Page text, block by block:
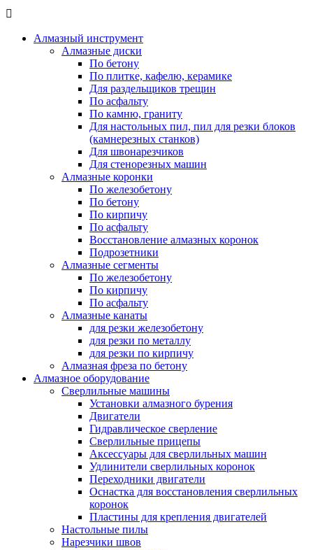

Алмазный инструмент
Алмазные диски
По бетону
По плитке, кафелю, керамике
Для раздельщиков трещин
По асфальту
По камню, граниту
Для настольных пил, пил для резки блоков
(камнерезных станков)
Для швонарезчиков
Для стенорезных машин
Алмазные коронки
По железобетону
По бетону
По кирпичу
По асфальту
Восстановление алмазных коронок
Подрозетники
Алмазные сегменты
По железобетону
По кирпичу
По асфальту
Алмазные канаты
для резки железобетону
для резки по металлу
для резки по кирпичу
Алмазная фреза по бетону
Алмазное оборудование
Сверлильные машины
Установки алмазного бурения
Двигатели
Гидравлическое сверление
Сверлильные прицепы
Аксессуары для сверлильных машин
Удлинители сверлильных коронок
Переходники двигатели
Оснастка для восстановления сверлильных
коронок
Пластины для крепления двигателей
Настольные пилы
Нарезчики швов